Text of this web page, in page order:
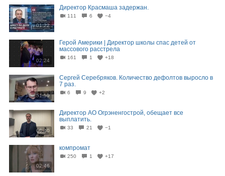
01:22
Директор Красмаша задержан.
111 6 −4
02:24
Герой Америки | Директор школы спас детей от
массового расстрела
161 1 +18
51:59
Сергей Серебряков. Количество дефолтов выросло в
7 раз.
6 9 +2
00:40
Директор АО Огрэненгострой, обещает все
выплатить.
33 21 −1
02:46
компромат
250 1 +17